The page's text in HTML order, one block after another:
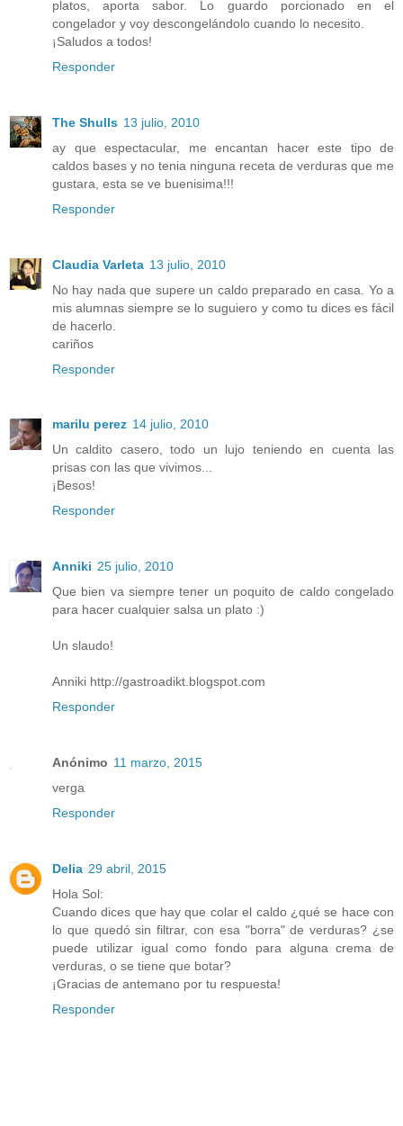
platos, aporta sabor. Lo guardo porcionado en el
congelador y voy descongelándolo cuando lo necesito.
¡Saludos a todos!
Responder
The Shulls 13 julio, 2010
ay que espectacular, me encantan hacer este tipo de
caldos bases y no tenia ninguna receta de verduras que me
gustara, esta se ve buenisima!!!
Responder
Claudia Varleta 13 julio, 2010
No hay nada que supere un caldo preparado en casa. Yo a
mis alumnas siempre se lo suguiero y como tu dices es fácil
de hacerlo.
cariños
Responder
marilu perez 14 julio, 2010
Un caldito casero, todo un lujo teniendo en cuenta las
prisas con las que vivimos...
¡Besos!
Responder
Anniki 25 julio, 2010
Que bien va siempre tener un poquito de caldo congelado
para hacer cualquier salsa un plato :)
Un slaudo!
Anniki http://gastroadikt.blogspot.com
Responder
Anónimo 11 marzo, 2015
verga
Responder
Delia 29 abril, 2015
Hola Sol:
Cuando dices que hay que colar el caldo ¿qué se hace con
lo que quedó sin filtrar, con esa "borra" de verduras? ¿se
puede utilizar igual como fondo para alguna crema de
verduras, o se tiene que botar?
¡Gracias de antemano por tu respuesta!
Responder